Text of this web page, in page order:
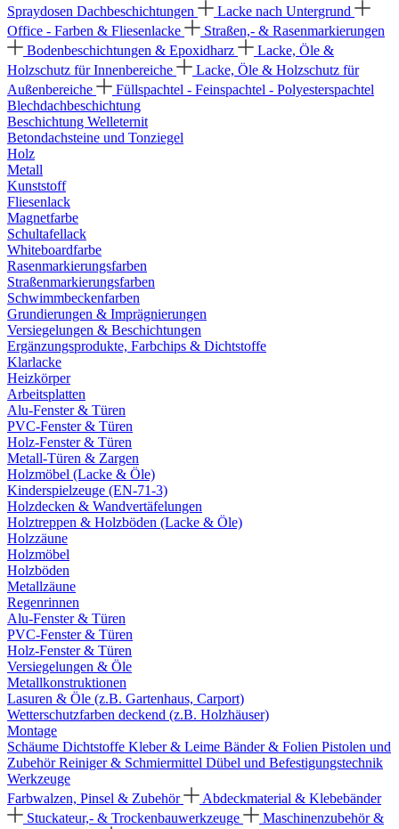
Spraydosen Dachbeschichtungen
Lacke nach Untergrund
Office - Farben & Fliesenlacke
Straßen,- & Rasenmarkierungen
Bodenbeschichtungen & Epoxidharz
Lacke, Öle &
Holzschutz für Innenbereiche
Lacke, Öle & Holzschutz für
Außenbereiche
Füllspachtel - Feinspachtel - Polyesterspachtel
Blechdachbeschichtung
Beschichtung Welleternit
Betondachsteine und Tonziegel
Holz
Metall
Kunststoff
Fliesenlack
Magnetfarbe
Schultafellack
Whiteboardfarbe
Rasenmarkierungsfarben
Straßenmarkierungsfarben
Schwimmbeckenfarben
Grundierungen & Imprägnierungen
Versiegelungen & Beschichtungen
Ergänzungsprodukte, Farbchips & Dichtstoffe
Klarlacke
Heizkörper
Arbeitsplatten
Alu-Fenster & Türen
PVC-Fenster & Türen
Holz-Fenster & Türen
Metall-Türen & Zargen
Holzmöbel (Lacke & Öle)
Kinderspielzeuge (EN-71-3)
Holzdecken & Wandvertäfelungen
Holztreppen & Holzböden (Lacke & Öle)
Holzzäune
Holzmöbel
Holzböden
Metallzäune
Regenrinnen
Alu-Fenster & Türen
PVC-Fenster & Türen
Holz-Fenster & Türen
Versiegelungen & Öle
Metallkonstruktionen
Lasuren & Öle (z.B. Gartenhaus, Carport)
Wetterschutzfarben deckend (z.B. Holzhäuser)
Montage
Schäume Dichtstoffe Kleber & Leime Bänder & Folien Pistolen und
ZubehörReiniger & Schmiermittel Dübel und Befestigungstechnik
Werkzeuge
Farbwalzen, Pinsel & Zubehör
Abdeckmaterial & Klebebänder
Stuckateur,- & Trockenbauwerkzeuge
Maschinenzubehör &